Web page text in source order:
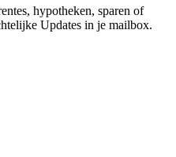
hypotheken, sparen of
Updates in je mailbox.